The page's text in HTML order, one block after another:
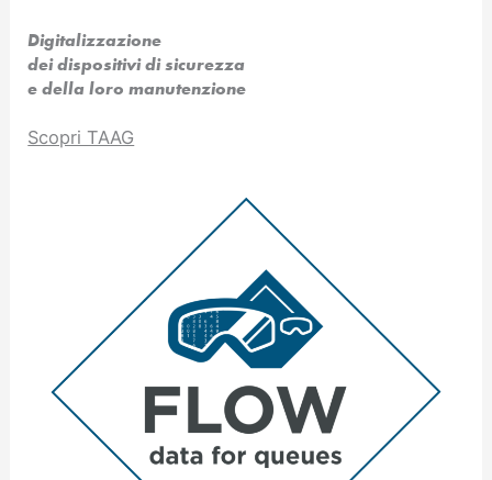
Digitalizzazione
dei dispositivi di sicurezza
e della loro manutenzione
Scopri TAAG